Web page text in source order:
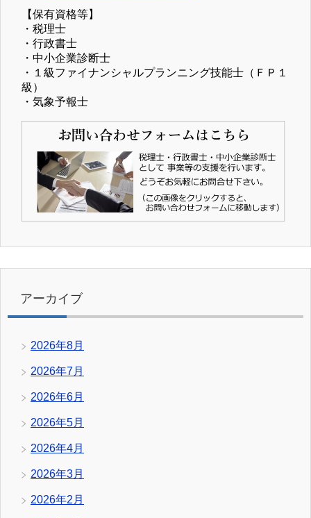
【保有資格等】
・税理士
・行政書士
・中小企業診断士
・１級ファイナンシャルプランニング技能士（ＦＰ１
級）
・気象予報士
アーカイブ
2026年8月
2026年7月
2026年6月
2026年5月
2026年4月
2026年3月
2026年2月